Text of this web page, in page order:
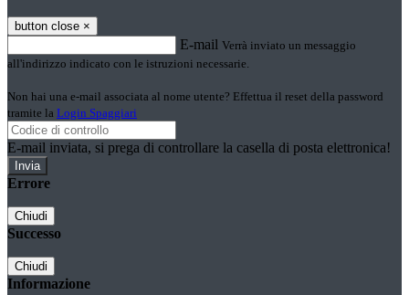
button close ×
E-mail Verrà inviato un messaggio
all'indirizzo indicato con le istruzioni necessarie.
Non hai una e-mail associata al nome utente? Effettua il reset della password
tramite la Login Spaggiari
E-mail inviata, si prega di controllare la casella di posta elettronica!
Errore
Chiudi
Successo
Chiudi
Informazione